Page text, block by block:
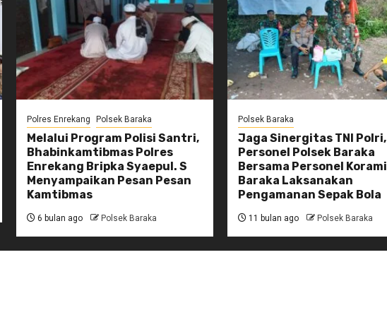
Polres Enrekang Polsek Baraka
Melalui Program Polisi Santri,
Bhabinkamtibmas Polres
Enrekang Bripka Syaepul. S
Menyampaikan Pesan Pesan
Kamtibmas
6 bulan ago Polsek Baraka
Polsek Baraka
Jaga Sinergitas TNI Polri,
Personel Polsek Baraka
Bersama Personel Koramil
Baraka Laksanakan
Pengamanan Sepak Bola
11 bulan ago Polsek Baraka